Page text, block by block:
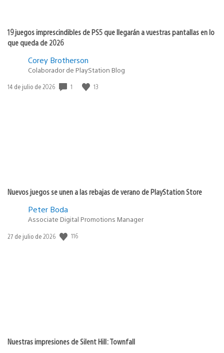
19 juegos imprescindibles de PS5 que llegarán a vuestras pantallas en lo
que queda de 2026
Corey Brotherson
Colaborador de PlayStation Blog
Fecha
14 de julio de 2026 1 13
Nuevos juegos se unen a las rebajas de verano de PlayStation Store
Peter Boda
Associate Digital Promotions Manager
Fecha
27 de julio de 2026 116
Nuestras impresiones de Silent Hill: Townfall